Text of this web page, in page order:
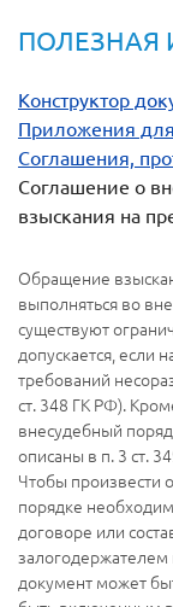
Конструктор
Приложения
Соглашения,
Соглашение о
взыскания на
Обращение
выполняться во
существуют
допускается, если
требований
ст. 348 ГК РФ).
внесудебный
описаны в п. 3 ст.
Чтобы произвести
порядке
договоре или
залогодержателем
документ может